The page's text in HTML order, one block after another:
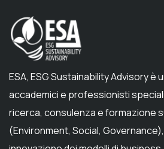
ESA, ESG Sustainability Advisory è
accademici e professionisti
ricerca, consulenza e formazione
(Environment, Social,